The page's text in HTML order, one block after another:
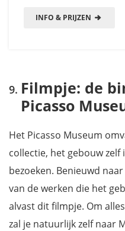
INFO & PRIJZEN
Filmpje: de
Picasso
Het Picasso Museum
collectie, het gebouw
bezoeken. Benieuwd
van de werken die het
alvast dit filmpje. Om
zal je natuurlijk zelf naar